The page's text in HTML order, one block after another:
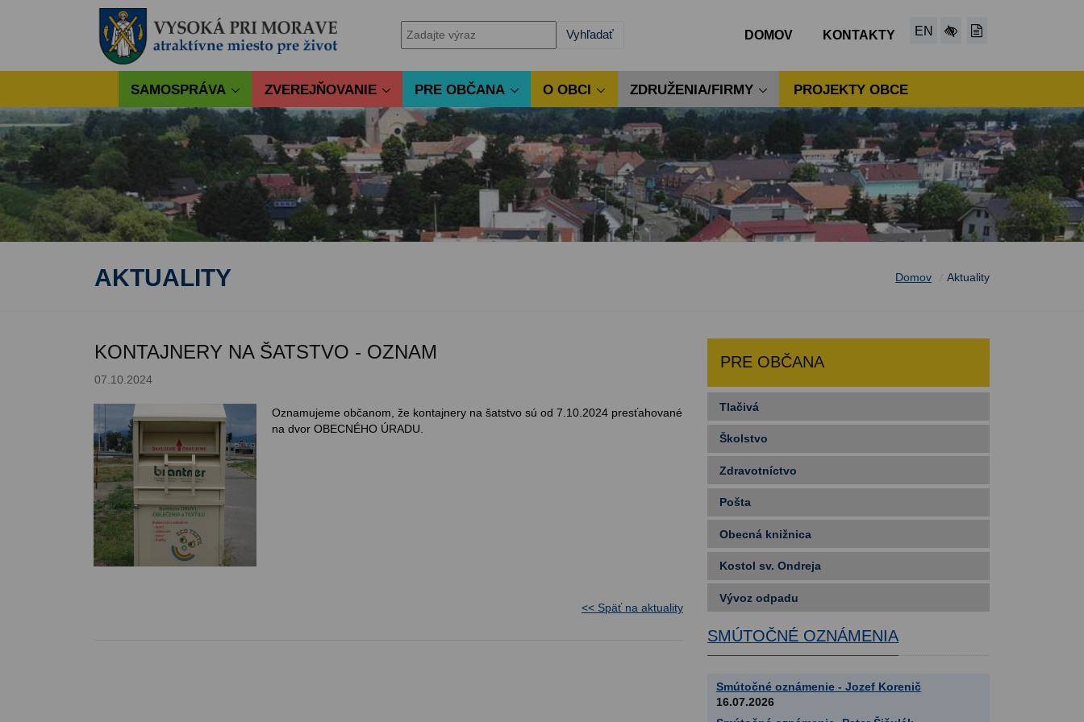
DOMOV KONTAKTY EN
SAMOSPRÁVA ZVEREJŇOVANIE PRE OBČANA O OBCI ZDRUŽENIA/FIRMY PROJEKTY OBCE
AKTUALITY Domov / Aktuality
KONTAJNERY NA ŠATSTVO - OZNAM
07.10.2024
Oznamujeme občanom, že kontajnery na šatstvo sú od 7.10.2024 presťahované
na dvor OBECNÉHO ÚRADU.
<< Späť na aktuality
PRE OBČANA
Tlačivá
Školstvo
Zdravotníctvo
Pošta
Obecná knižnica
Kostol sv. Ondreja
Vývoz odpadu
SMÚTOČNÉ OZNÁMENIA
Smútočné oznámenie - Jozef Korenič
16.07.2026